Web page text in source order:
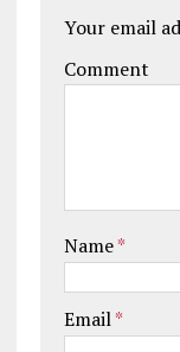
Your email
Comment
Name*
Email*